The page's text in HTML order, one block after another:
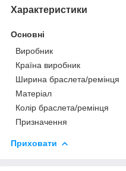
Характеристики
Основні
Виробник
Країна виробник
Ширина браслета/ремінця
Матеріал
Колір браслета/ремінця
Призначення
Приховати